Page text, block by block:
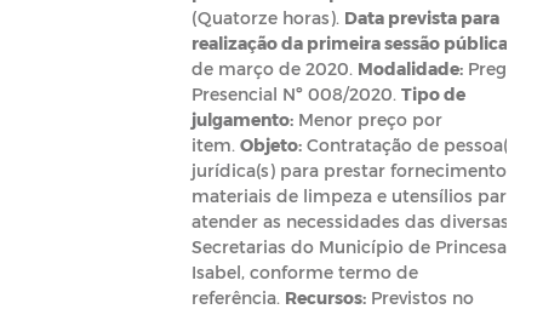
(Quatorze horas). Data prevista para
realização da primeira sessão pública:
de março de 2020. Modalidade:Pregão
Presencial Nº 008/2020. Tipo de
julgamento:Menor preço por
item. Objeto:Contratação de pessoa(s)
jurídica(s) para prestar fornecimento de
materiais de limpeza e utensílios para
atender as necessidades das diversas
Secretarias do Município de Princesa
Isabel, conforme termo de
referência. Recursos:Previstos no